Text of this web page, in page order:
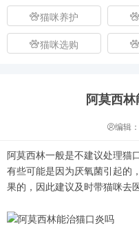
猫咪养护
猫咪选购
阿莫西
编辑：
阿莫西林一般是不建议处理猫
有些可能是因为厌氧菌引起的
果的，因此建议及时带猫咪去